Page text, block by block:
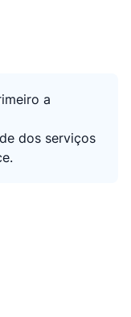
a
dos serviços